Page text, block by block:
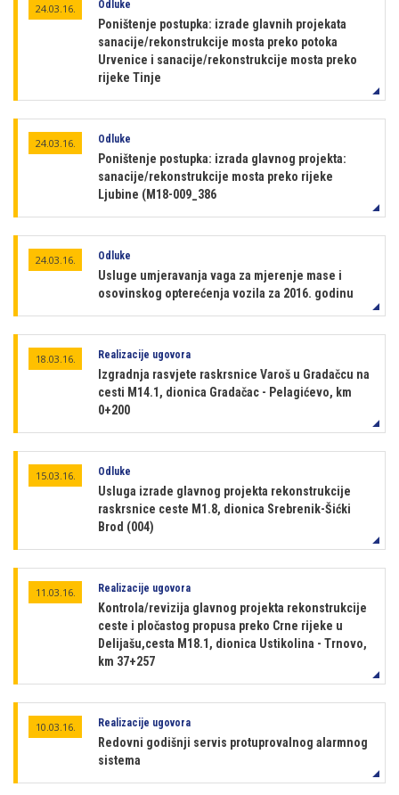
24.03.16. Odluke
Poništenje postupka: izrade glavnih projekata
sanacije/rekonstrukcije mosta preko potoka
Urvenice i sanacije/rekonstrukcije mosta preko
rijeke Tinje
24.03.16. Odluke
Poništenje postupka: izrada glavnog projekta:
sanacije/rekonstrukcije mosta preko rijeke
Ljubine (M18-009_386
24.03.16. Odluke
Usluge umjeravanja vaga za mjerenje mase i
osovinskog opterećenja vozila za 2016. godinu
18.03.16. Realizacije ugovora
Izgradnja rasvjete raskrsnice Varoš u Gradačcu na
cesti M14.1, dionica Gradačac - Pelagićevo, km
0+200
15.03.16. Odluke
Usluga izrade glavnog projekta rekonstrukcije
raskrsnice ceste M1.8, dionica Srebrenik-Šićki
Brod (004)
11.03.16. Realizacije ugovora
Kontrola/revizija glavnog projekta rekonstrukcije
ceste i pločastog propusa preko Crne rijeke u
Delijašu,cesta M18.1, dionica Ustikolina - Trnovo,
km 37+257
10.03.16. Realizacije ugovora
Redovni godišnji servis protuprovalnog alarmnog
sistema